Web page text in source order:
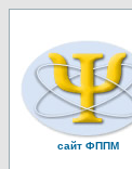
сайт ФППМ